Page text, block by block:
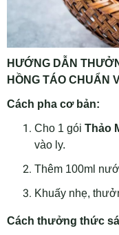
HƯỚNG DẪN
HỒNG TÁO CHUẨN
Cách pha cơ bản:
Cho 1 gói Thảo
vào ly.
Thêm 100ml
Khuấy nhẹ,
Cách thưởng thức